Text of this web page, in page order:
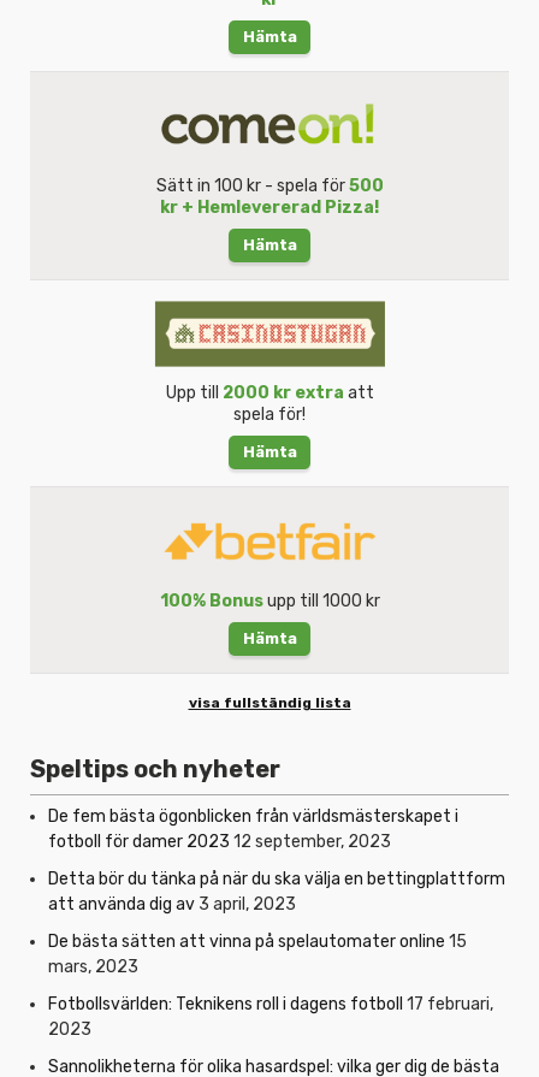
Hämta
Sätt in 100 kr - spela för500
kr + Hemlevererad Pizza!
Hämta
Upp till 2000 kr extra att
spela för!
Hämta
100% Bonusupp till 1000 kr
Hämta
visa fullständig lista
Speltips och nyheter
De fem bästa ögonblicken från världsmästerskapet i
fotboll för damer 2023 12 september, 2023
Detta bör du tänka på när du ska välja en bettingplattform
att använda dig av 3 april, 2023
De bästa sätten att vinna på spelautomater online 15
mars, 2023
Fotbollsvärlden: Teknikens roll i dagens fotboll 17 februari,
2023
Sannolikheterna för olika hasardspel: vilka ger dig de bästa